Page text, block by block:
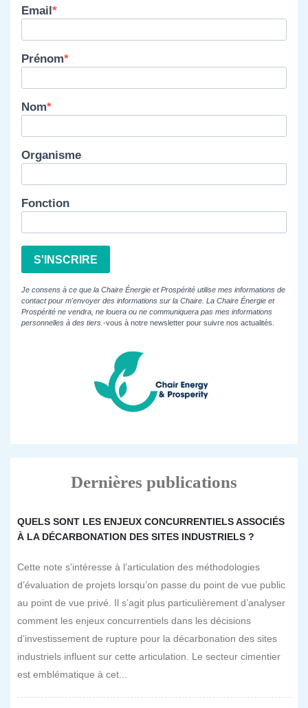
Email
Prénom
Nom
Organisme
Fonction
S'INSCRIRE
Je consens à ce que la Chaire Énergie et Prospérité utilise mes informations de
contact pour m'envoyer des informations sur la Chaire. La Chaire Énergie et
Prospérité ne vendra, ne louera ou ne communiquera pas mes informations
personnelles à des tiers. -vous à notre newsletter pour suivre nos actualités.
Dernières publications
QUELS SONT LES ENJEUX CONCURRENTIELS ASSOCIÉS
À LA DÉCARBONATION DES SITES INDUSTRIELS ?
Cette note s’intéresse à l’articulation des méthodologies
d’évaluation de projets lorsqu’on passe du point de vue public
au point de vue privé. Il s’agit plus particulièrement d’analyser
comment les enjeux concurrentiels dans les décisions
d’investissement de rupture pour la décarbonation des sites
industriels influent sur cette articulation. Le secteur cimentier
est emblématique à cet...